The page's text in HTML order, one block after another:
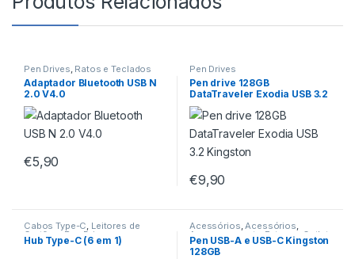
Pen Drives Ratos e Teclados
Adaptador Bluetooth USB N
2.0 V4.0
€5,90
Pen Drives
Pen drive 128GB
DataTraveler Exodia USB 3.2
Kingston
€9,90
Cabos Type-C, Leitores de
Cartões Pen Drives
Hub Type-C (6 em 1)
Acessórios,Acessórios,
Armazenamento Externo Outlet
Pen Drives
Pen USB-A e USB-C Kingston
128GB